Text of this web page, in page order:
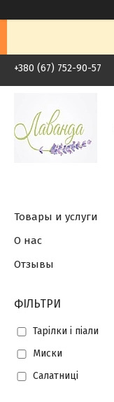
+380 (67) 752-90-57
Товары и услуги
О нас
Отзывы
ФІЛЬТРИ
Тарілки і піали
Миски
Салатниці